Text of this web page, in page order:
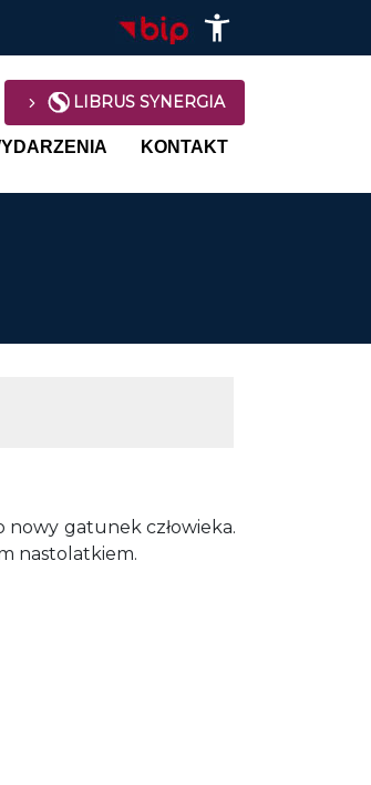
LIBRUS SYNERGIA
KONTAKT
nowy gatunek człowieka.
nastolatkiem.